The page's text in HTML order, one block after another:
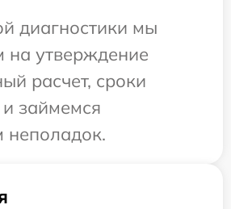
диагностики мы
на утверждение
расчет, сроки
займемся
неполадок.